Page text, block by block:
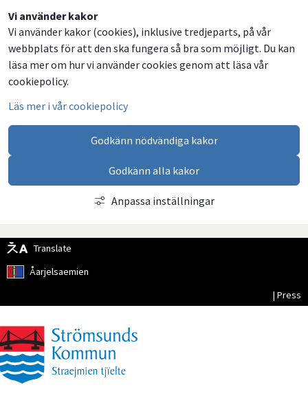
Vi använder kakor
Vi använder kakor (cookies), inklusive tredjeparts, på vår
webbplats för att den ska fungera så bra som möjligt. Du kan
läsa mer om hur vi använder cookies genom att läsa vår
cookiepolicy.
Läs mer i vår cookiepolicy
Godkänn nödvändiga kakor
Godkänn alla kakor
Anpassa inställningar
Translate
Åarjelsaemien
| Press
Dela
på
Facebook
Dela
på
Twitter
Dela
på
LinkedIn
Dela
via
email